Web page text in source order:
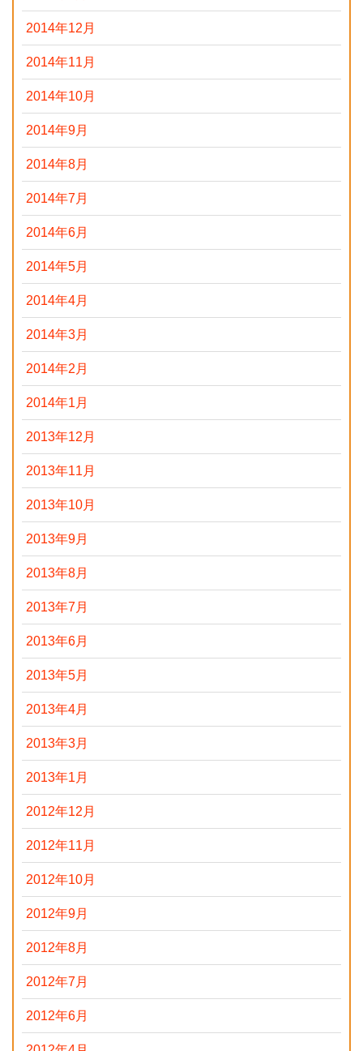
2014年12月
2014年11月
2014年10月
2014年9月
2014年8月
2014年7月
2014年6月
2014年5月
2014年4月
2014年3月
2014年2月
2014年1月
2013年12月
2013年11月
2013年10月
2013年9月
2013年8月
2013年7月
2013年6月
2013年5月
2013年4月
2013年3月
2013年1月
2012年12月
2012年11月
2012年10月
2012年9月
2012年8月
2012年7月
2012年6月